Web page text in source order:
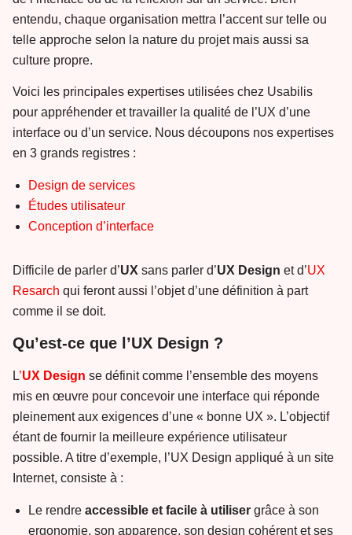
entendu, chaque organisation mettra l’accent sur telle ou
telle approche selon la nature du projet mais aussi sa
culture propre.
Voici les principales expertises utilisées chez Usabilis
pour appréhender et travailler la qualité de l’UX d’une
interface ou d’un service. Nous découpons nos expertises
en 3 grands registres :
Design de services
Études utilisateur
Conception d’interface
Difficile de parler d’UX sans parler d’UX Design et d’UX
Resarch qui feront aussi l’objet d’une définition à part
comme il se doit.
Qu’est-ce que l’UX Design ?
L’UX Design se définit comme l’ensemble des moyens
mis en œuvre pour concevoir une interface qui réponde
pleinement aux exigences d’une « bonne UX ». L’objectif
étant de fournir la meilleure expérience utilisateur
possible. A titre d’exemple, l’UX Design appliqué à un site
Internet, consiste à :
Le rendre accessible et facile à utiliser grâce à son
ergonomie, son apparence, son design cohérent et ses